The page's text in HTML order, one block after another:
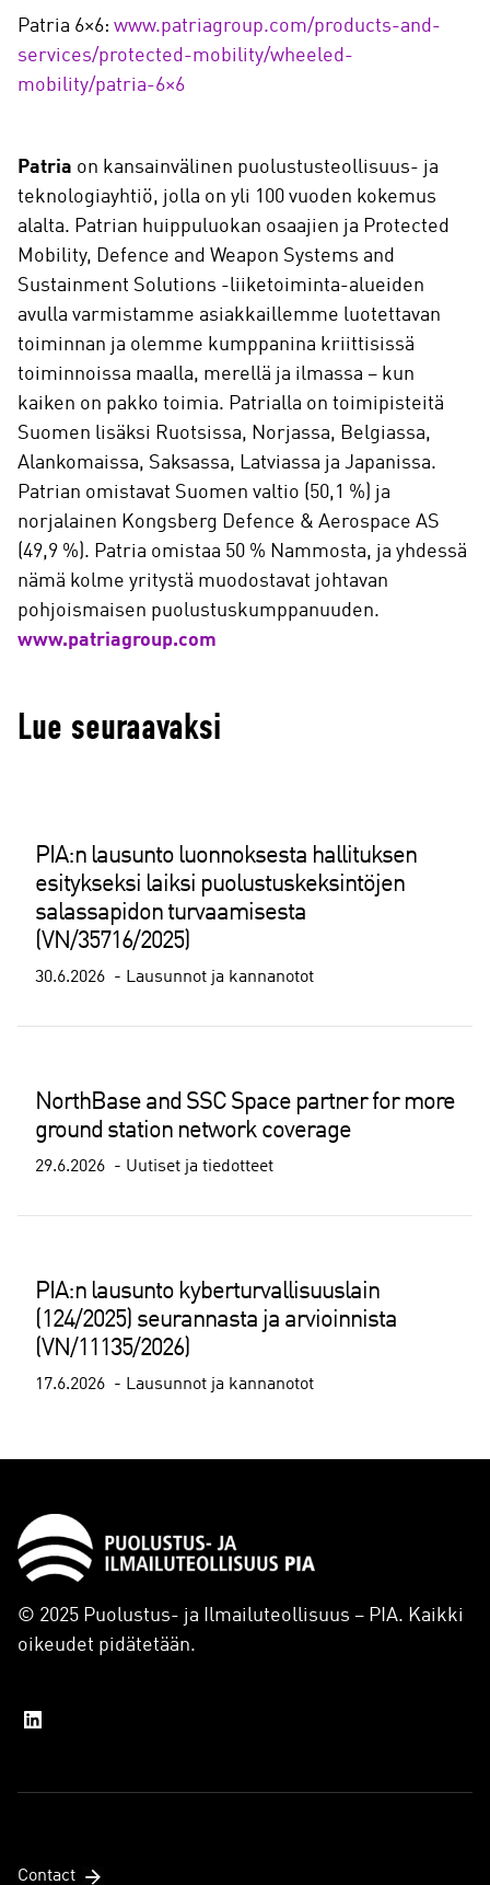
Patria 6×6: www.patriagroup.com/products-and-
services/protected-mobility/wheeled-
mobility/patria-6×6
Patria on kansainvälinen puolustusteollisuus- ja
teknologiayhtiö, jolla on yli 100 vuoden kokemus
alalta. Patrian huippuluokan osaajien ja Protected
Mobility, Defence and Weapon Systems and
Sustainment Solutions -liiketoiminta-alueiden
avulla varmistamme asiakkaillemme luotettavan
toiminnan ja olemme kumppanina kriittisissä
toiminnoissa maalla, merellä ja ilmassa – kun
kaiken on pakko toimia. Patrialla on toimipisteitä
Suomen lisäksi Ruotsissa, Norjassa, Belgiassa,
Alankomaissa, Saksassa, Latviassa ja Japanissa.
Patrian omistavat Suomen valtio (50,1 %) ja
norjalainen Kongsberg Defence & Aerospace AS
(49,9 %). Patria omistaa 50 % Nammosta, ja yhdessä
nämä kolme yritystä muodostavat johtavan
pohjoismaisen puolustuskumppanuuden.
www.patriagroup.com
Lue seuraavaksi
PIA:n lausunto luonnoksesta hallituksen
esitykseksi laiksi puolustuskeksintöjen
salassapidon turvaamisesta
(VN/35716/2025)
30.6.2026 Lausunnot ja kannanotot
NorthBase and SSC Space partner for more
ground station network coverage
29.6.2026 Uutiset ja tiedotteet
PIA:n lausunto kyberturvallisuuslain
(124/2025) seurannasta ja arvioinnista
(VN/11135/2026)
17.6.2026 Lausunnot ja kannanotot
© 2025 Puolustus- ja Ilmailuteollisuus – PIA. Kaikki
oikeudet pidätetään.
Contact